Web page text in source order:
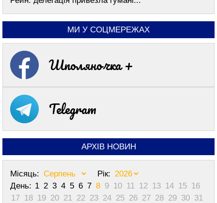
МИ У СОЦМЕРЕЖАХ
Шполяночка +
Telegram
АРХІВ НОВИН
Місяць:
Рік:
День: 1 2 3 4 5 6 7 8 9 10 11 12 13 14 15 16
17 18 19 20 21 22 23 24 25 26 27 28 29 30 31